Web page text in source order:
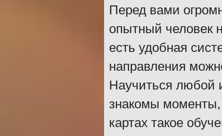
Перед вами
опытный человек
есть удобная
направления
Научиться любой
знакомы моменты,
картах такое